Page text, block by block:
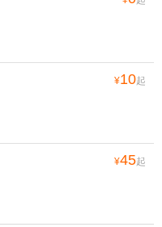
¥10起
¥45起